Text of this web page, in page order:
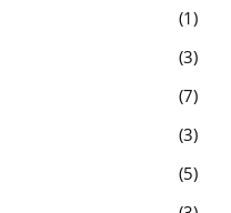
1
3
7
3
5